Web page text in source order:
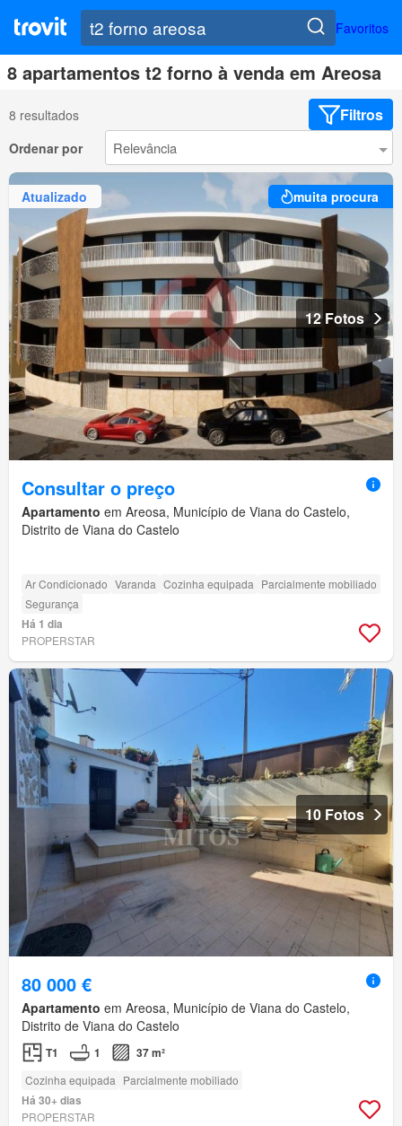
Favoritos
8 apartamentos t2 forno à venda em Areosa
8 resultados Filtros
Ordenar por
Atualizado muita procura
12 Fotos
Consultar o preço
Apartamento em Areosa, Município de Viana do Castelo,
Distrito de Viana do Castelo
Ar Condicionado Varanda Cozinha equipada Parcialmente mobiliado
Segurança
Há 1 dia
PROPERSTAR
10 Fotos
80 000 €
Apartamento em Areosa, Município de Viana do Castelo,
Distrito de Viana do Castelo
T1 1 37 m²
Cozinha equipada Parcialmente mobiliado
Há 30+ dias
PROPERSTAR